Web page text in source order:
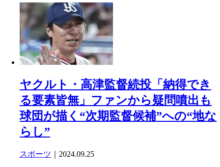
ヤクルト・高津監督続投「納得でき
る要素皆無」ファンから疑問噴出も
球団が描く“次期監督候補”への“地な
らし”
スポーツ ｜2024.09.25